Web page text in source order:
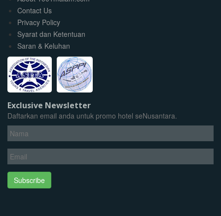
Contact Us
Privacy Policy
Syarat dan Ketentuan
Saran & Keluhan
Exclusive Newsletter
Daftarkan email anda untuk promo hotel seNusantara.